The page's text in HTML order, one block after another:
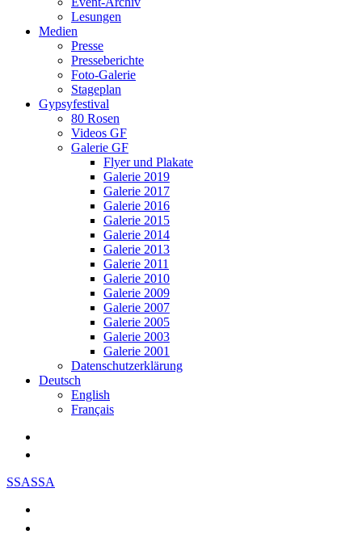
Lesungen
Medien
Presse
Presseberichte
Foto-Galerie
Stageplan
Gypsyfestival
80 Rosen
Videos GF
Galerie GF
Flyer und Plakate
Galerie 2019
Galerie 2017
Galerie 2016
Galerie 2015
Galerie 2014
Galerie 2013
Galerie 2011
Galerie 2010
Galerie 2009
Galerie 2007
Galerie 2005
Galerie 2003
Galerie 2001
Datenschutzerklärung
Deutsch
English
Français
SSASSA